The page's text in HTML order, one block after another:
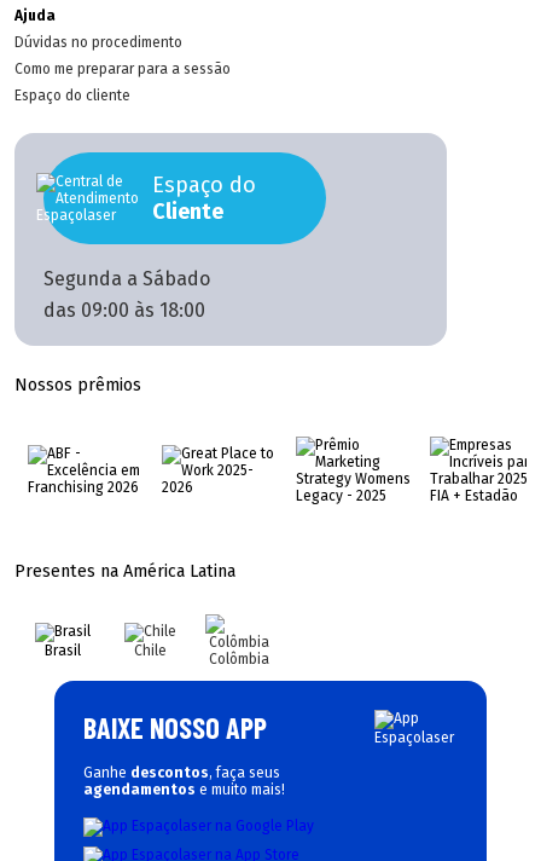
Ajuda
Dúvidas no procedimento
Como me preparar para a sessão
Espaço do cliente
Espaço do
Cliente
Segunda a Sábado
das 09:00 às 18:00
Nossos prêmios
Presentes na América Latina
Brasil Chile Colômbia
BAIXE NOSSO APP
Ganhe descontos, faça seus
agendamentos e muito mais!